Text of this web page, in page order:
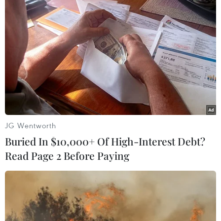
Tổng thống Nga thay đổi vị trí các chỉ
huy tại mặt trận Ukraine
TIN LIÊN QUAN
JG Wentworth
Buried In $10,000+ Of High-Interest Debt?
Read Page 2 Before Paying